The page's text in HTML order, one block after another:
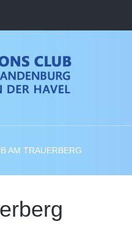
AM TRAUERBERG